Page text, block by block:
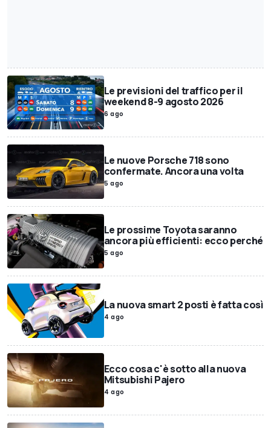
Le previsioni del traffico per il
weekend 8-9 agosto 2026
6 ago
Le nuove Porsche 718 sono
confermate. Ancora una volta
5 ago
Le prossime Toyota saranno
ancora più efficienti: ecco perché
5 ago
La nuova smart 2 posti è fatta così
4 ago
Ecco cosa c'è sotto alla nuova
Mitsubishi Pajero
4 ago